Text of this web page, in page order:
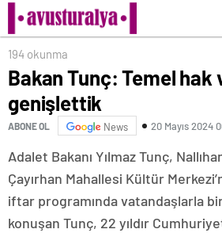
194 okunma
Bakan Tunç: Temel hak
genişlettik
ABONE OL News 20 Mayıs 2024
Adalet Bakanı Yılmaz Tunç,
Çayırhan Mahallesi Kültür
iftar programında vatandaşlarla
konuşan Tunç, 22 yıldır